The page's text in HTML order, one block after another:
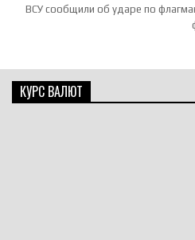
ВСУ сообщили об ударе по
КУРС ВАЛЮТ